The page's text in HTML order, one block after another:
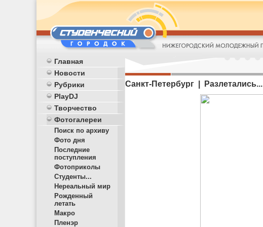
Главная
Новости
Рубрики
PlayDJ
Творчество
Фотогалереи
Поиск по архиву
Фото дня
Последние
поступления
Фотоприколы
Студенты...
Нереальный мир
Рожденный
летать
Макро
Пленэр
Санкт-Петербург | Разлетались...